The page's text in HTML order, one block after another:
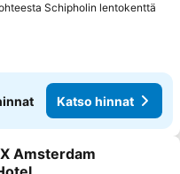
Schipholin lentokenttä
Katso hinnat
suosikkeihin
Amsterdam